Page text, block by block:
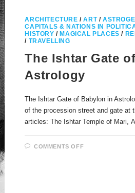
ARCHITECTURE /ART/
CAPITALS & NATIONS IN
HISTORY / MAGICAL PLACES /
/ TRAVELLING
The Ishtar Gate
Astrology
The Ishtar Gate of Babylon in
of the procession street and gate at
articles: The Ishtar Temple of Mari,
COMMENTS OFFON